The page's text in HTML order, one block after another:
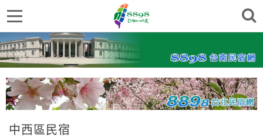
中西區民宿